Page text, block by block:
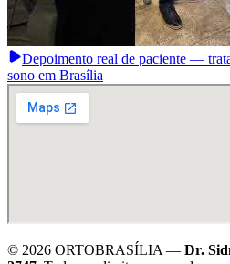
Depoimento real de paciente —
sono em Brasília
© 2026 ORTOBRASÍLIA — Dr.